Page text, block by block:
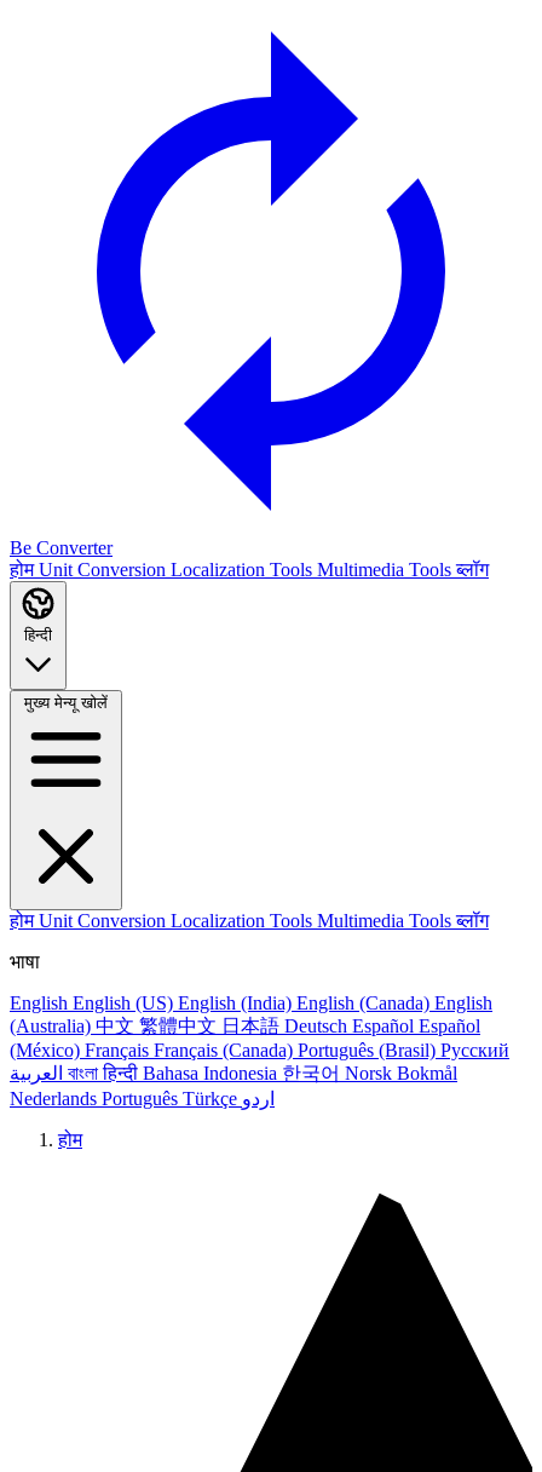
Be Converter
होमUnit Conversion Localization Tools Multimedia Toolsब्लॉग
हिन्दी
मुख्य मेन्यू खोलें
होमUnit Conversion Localization Tools Multimedia Toolsब्लॉग
भाषा
English English (US) English (India) English (Canada) English
(Australia) 中文 繁體中文 日本語 Deutsch Español Español
(México) Français Français (Canada) Português (Brasil) Русский
বাংলাहिन्दी Bahasa Indonesia 한국어 Norsk Bokmål
Nederlands Português Türkçe اردو
होम